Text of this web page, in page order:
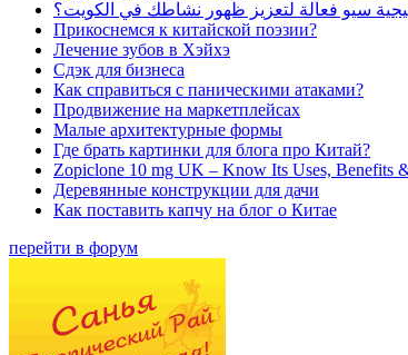
سيو فعالة لتعزيز ظهور نشاطك في الكويت؟
Прикоснемся к китайской поэзии?
Лечение зубов в Хэйхэ
Сдэк для бизнеса
Как справиться с паническими атаками?
Продвижение на маркетплейсах
Малые архитектурные формы
Где брать картинки для блога про Китай?
Zopiclone 10 mg UK – Know Its Uses, Benefits
Деревянные конструкции для дачи
Как поставить капчу на блог о Китае
перейти в форум